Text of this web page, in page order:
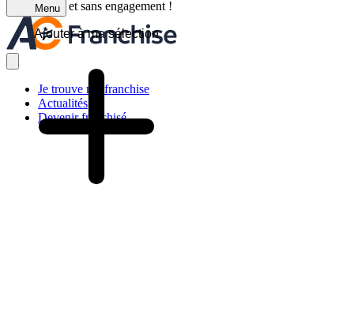
Menu
Je trouve ma franchise
Actualités
Devenir franchisé
C'est gratuit et sans engagement !
Ajouter à ma sélection